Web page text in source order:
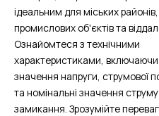
ідеальним для міських районів,
промислових об'єктів та
Ознайомтеся з технічними
характеристиками, включаючи
значення напруги, струмової
та номінальні значення
замикання. Зрозумійте